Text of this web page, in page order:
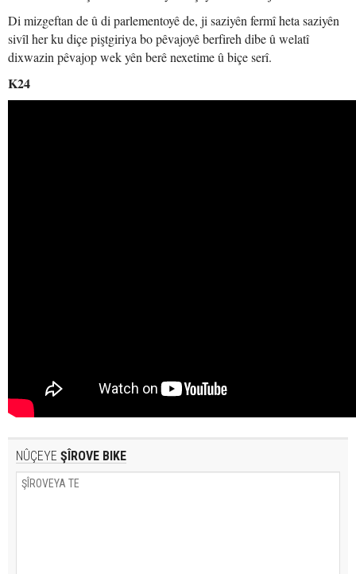
Di mizgeftan de û di parlementoyê de, ji saziyên fermî heta saziyên
sivîl her ku diçe piştgiriya bo pêvajoyê berfireh dibe û welatî
dixwazin pêvajop wek yên berê nexetime û biçe serî.
K24
NÛÇEYE ŞÎROVE BIKE